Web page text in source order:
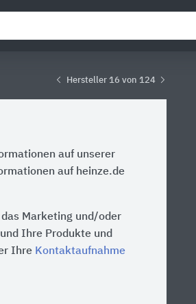
Hersteller 16 von 124
auf unserer
auf heinze.de
Marketing und/oder
Ihre Produkte und
Ihre Kontaktaufnahme